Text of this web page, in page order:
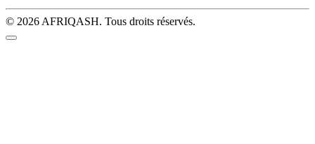
© 2026 AFRIQASH. Tous droits réservés.